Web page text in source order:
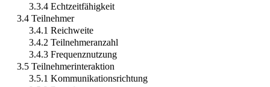
3.3.4 Echtzeitfähigkeit
3.4 Teilnehmer
3.4.1 Reichweite
3.4.2 Teilnehmeranzahl
3.4.3 Frequenznutzung
3.5 Teilnehmerinteraktion
3.5.1 Kommunikationsrichtung